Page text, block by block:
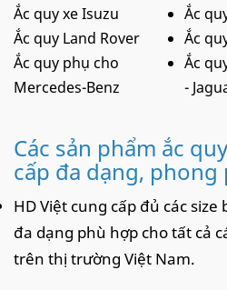
Ắc quy xe Isuzu
Ắc quy Land Rover
Ắc quy phụ cho
Mercedes-Benz
Ắc
Ắc
Ắc
-
Các sản phẩm ắc
cấp đa dạng, phong
HD Việt cung cấp đủ các
đa dạng phù hợp cho tất cả
trên thị trường Việt Nam.